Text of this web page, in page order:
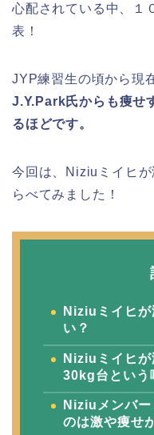
心配されている中、１
表！
JYP練習生の頃から現
J.Y.Park氏からも痩せ
るほどです。
今回は、Niziuミイヒ
らべてみました！
Niziuミイヒ
い？
Niziuミイヒ
30kg台という
Niziuメンバ
のは激や痩せ